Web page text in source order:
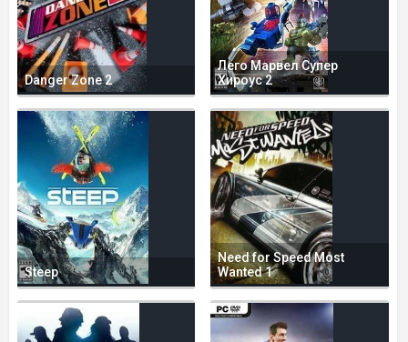
Danger Zone 2
Лего Марвел Супер
Хироус 2
Steep
Need for Speed Most
Wanted 1